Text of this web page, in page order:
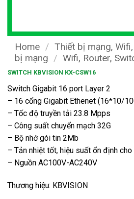
Home / Thiết bị mạng,
bị mạng / Wifi, Router,
SWITCH KBVISION KX-CSW16
Switch Gigabit 16 port Layer 2
– 16 cổng Gigabit Ethenet (16*10/
– Tốc độ truyền tải 23.8 Mpps
– Công suất chuyển mạch 32G
– Bộ nhớ gói tin 2Mb
– Tản nhiệt tốt, hiệu suất ổn định
– Nguồn AC100V-AC240V
Thương hiệu: KBVISION